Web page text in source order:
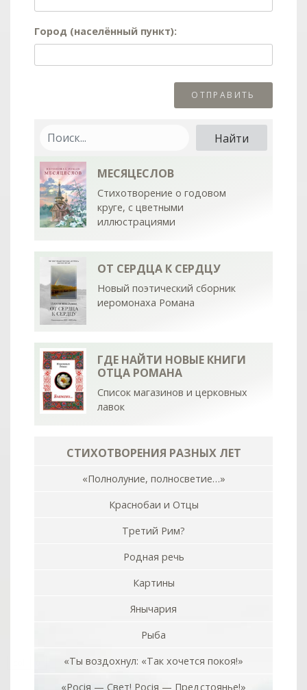
Город (населённый пункт):
МЕСЯЦЕСЛОВ
Стихотворение о годовом
круге, с цветными
иллюстрациями
ОТ СЕРДЦА К СЕРДЦУ
Новый поэтический сборник
иеромонаха Романа
ГДЕ НАЙТИ НОВЫЕ КНИГИ
ОТЦА РОМАНА
Список магазинов и церковных
лавок
СТИХОТВОРЕНИЯ РАЗНЫХ ЛЕТ
«Полнолуние, полносветие…»
Краснобаи и Отцы
Третий Рим?
Родная речь
Картины
Янычария
Рыба
«Ты воздохнул: «Так хочется покоя!»
«Росiя — Свет! Росiя — Предстоянье!»